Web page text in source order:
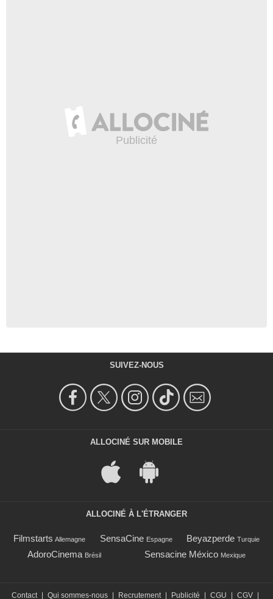
SUIVEZ-NOUS
ALLOCINÉ SUR MOBILE
ALLOCINÉ À L'ÉTRANGER
Filmstarts Allemagne SensaCine Espagne Beyazperde Turquie
AdoroCinema Brésil Sensacine México Mexique
Contact | Qui sommes-nous | Recrutement | Publicité | CGU | CGV |